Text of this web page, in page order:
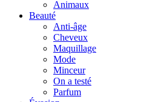
Animaux
Beauté
Anti-âge
Cheveux
Maquillage
Mode
Minceur
On a testé
Parfum